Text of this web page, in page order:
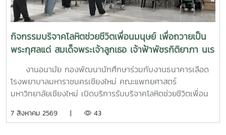
กิจกรรมบริจาคโลหิตช่วยชีวิตเพื่อนมนุษย์ เพื่อถวายเป็น
พระกุศลแด่ สมเด็จพระเจ้าลูกเธอ เจ้าฟ้าพัชรกิติยาภา นเร
นทิราเทพยวดี กรมหลวงราช สาริณีสิริพัชร มหาวัชรราช
ธิดา (สวนดอก 7 สค.69)
งานอนามัย กองพัฒนานักศึกษาร่วมกับงานธนาคารเลือด
โรงพยาบาลมหาราชนครเชียงใหม่ คณะแพทยศาสตร์
มหาวิทยาลัยเชียงใหม่ เปิดบริการรับบริจาคโลหิตช่วยชีวิตเพื่อน
รกิติยาภา นเรนทิราเทพยวดี กรมหลวงราช สาริณีสิริพัชร มหา
7 สิงหาคม 2569 | 43